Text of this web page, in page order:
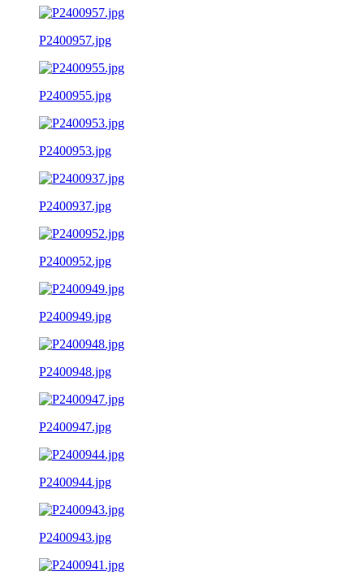
P2400957.jpg
P2400955.jpg
P2400953.jpg
P2400937.jpg
P2400952.jpg
P2400949.jpg
P2400948.jpg
P2400947.jpg
P2400944.jpg
P2400943.jpg